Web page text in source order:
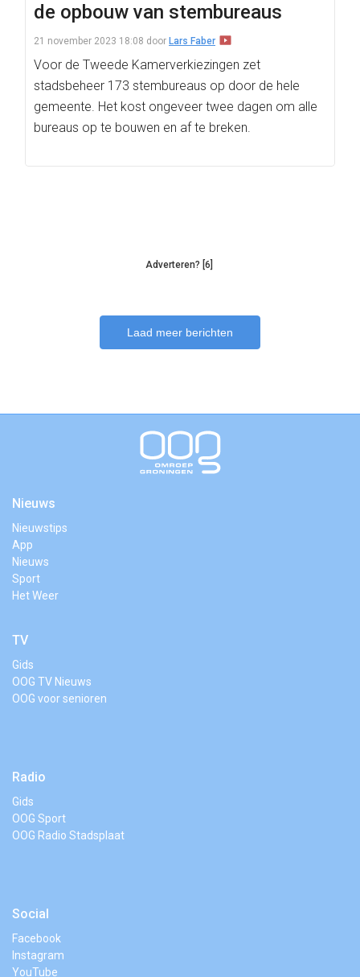
de opbouw van stembureaus
21 november 2023 18:08 door Lars Faber
Voor de Tweede Kamerverkiezingen zet
stadsbeheer 173 stembureaus op door de hele
gemeente. Het kost ongeveer twee dagen om alle
bureaus op te bouwen en af te breken.
Adverteren? [6]
Laad meer berichten
Nieuws
Nieuwstips
App
Nieuws
Sport
Het Weer
TV
Gids
OOG TV Nieuws
OOG voor senioren
Radio
Gids
OOG Sport
OOG Radio Stadsplaat
Social
Facebook
Instagram
YouTube